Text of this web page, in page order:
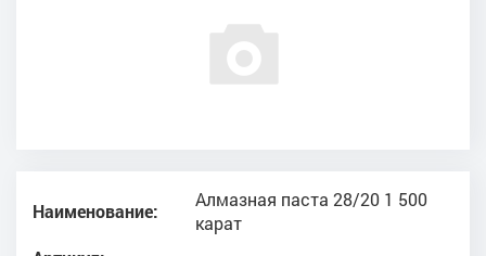
Наименование:
Алмазная паста 28/20 1 500
карат